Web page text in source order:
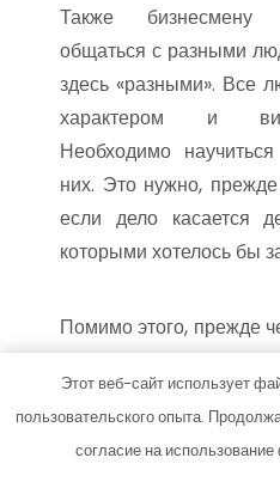
Также бизнесмену
общаться с разными
здесь «разными». Все
характером и
Необходимо
них. Это нужно,
если дело касается
которыми хотелось бы
Помимо этого, прежде
как стать
делового этикета. Это
от того, как будут
зависит их исход.
Этот веб-сайт использует
пользовательского опыта.
согласие на